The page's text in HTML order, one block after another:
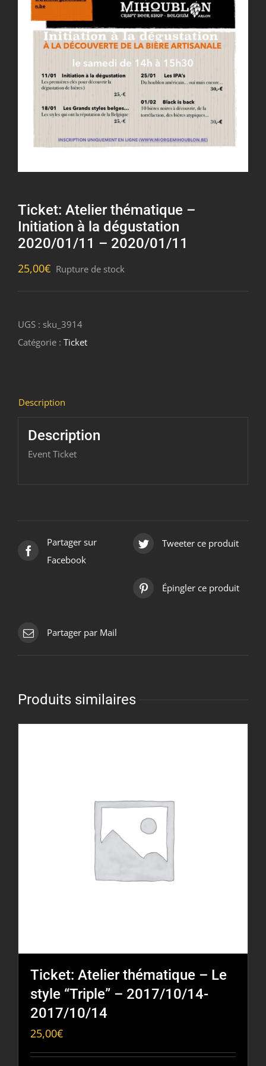
Ticket: Atelier thématique –
Initiation à la dégustation
2020/01/11 – 2020/01/11
25,00€ Rupture de stock
UGS : sku_3914
Catégorie : Ticket
Description
Description
Event Ticket
Partager sur
Facebook
Tweeter ce produit
Épingler ce produit
Partager par Mail
Produits similaires
Ticket: Atelier thématique – Le
style “Triple” – 2017/10/14-
2017/10/14
25,00€